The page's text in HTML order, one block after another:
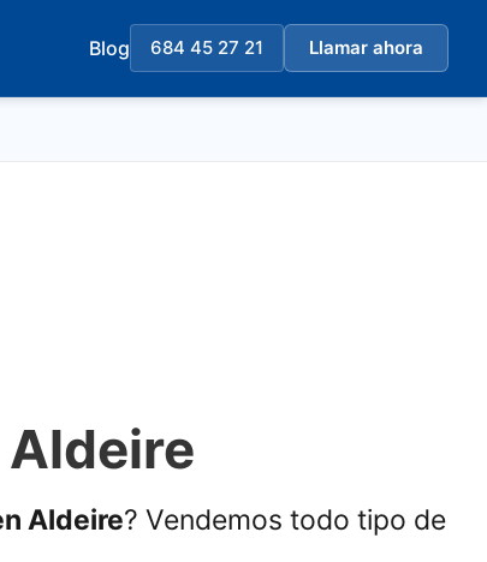
Blog 684 45 27 21 Llamar ahora
Aldeire? Vendemos todo tipo de